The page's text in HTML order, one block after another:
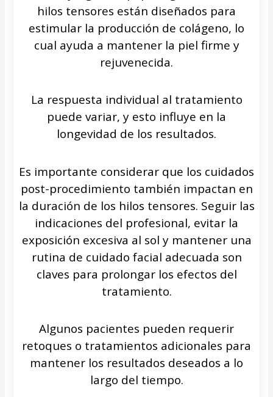
hilos tensores están diseñados para
estimular la producción de colágeno, lo
cual ayuda a mantener la piel firme y
rejuvenecida.
La respuesta individual al tratamiento
puede variar, y esto influye en la
longevidad de los resultados.
Es importante considerar que los cuidados
post-procedimiento también impactan en
la duración de los hilos tensores. Seguir las
indicaciones del profesional, evitar la
exposición excesiva al sol y mantener una
rutina de cuidado facial adecuada son
claves para prolongar los efectos del
tratamiento.
Algunos pacientes pueden requerir
retoques o tratamientos adicionales para
mantener los resultados deseados a lo
largo del tiempo.